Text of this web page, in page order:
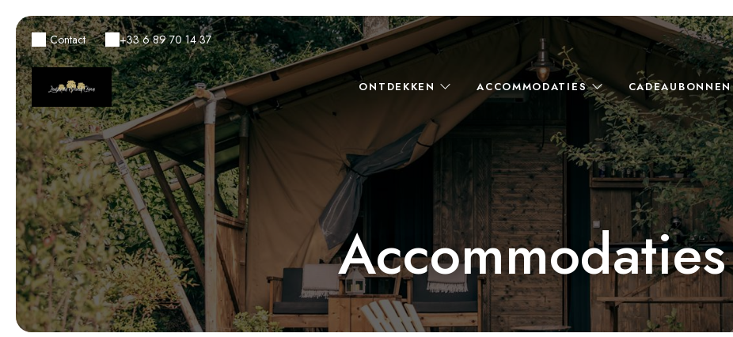
Contact +33 6 89 70 14 37
ONTDEKKEN ACCOMMODATIES CADEAUBONNEN
Accommodaties